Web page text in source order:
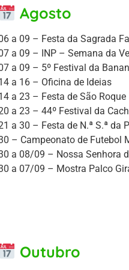
Agosto
a 09 – Festa da Sagrada
a 09 – INP – Semana da
a 09 – 5º Festival da
a 16 – Oficina de Ideias
a 23 – Festa de São Roque
a 23 – 44º Festival da
a 30 – Festa de N.ª S.ª da
– Campeonato de Futebol
a 08/09 – Nossa Senhora
a 07/09 – Mostra Palco
Outubro